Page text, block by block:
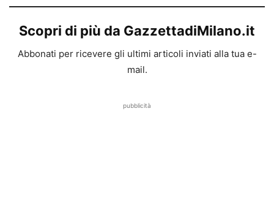
Scopri di più da GazzettadiMilano.it
Abbonati per ricevere gli ultimi articoli inviati alla tua e-
mail.
pubblicità